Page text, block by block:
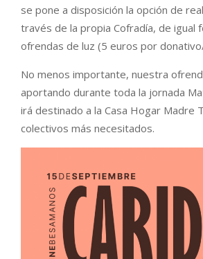
se pone a disposición la opción de
través de la propia Cofradía, de igual
ofrendas de luz (5 euros por
No menos importante, nuestra
aportando durante toda la jornada
irá destinado a la Casa Hogar Madre
colectivos más necesitados.